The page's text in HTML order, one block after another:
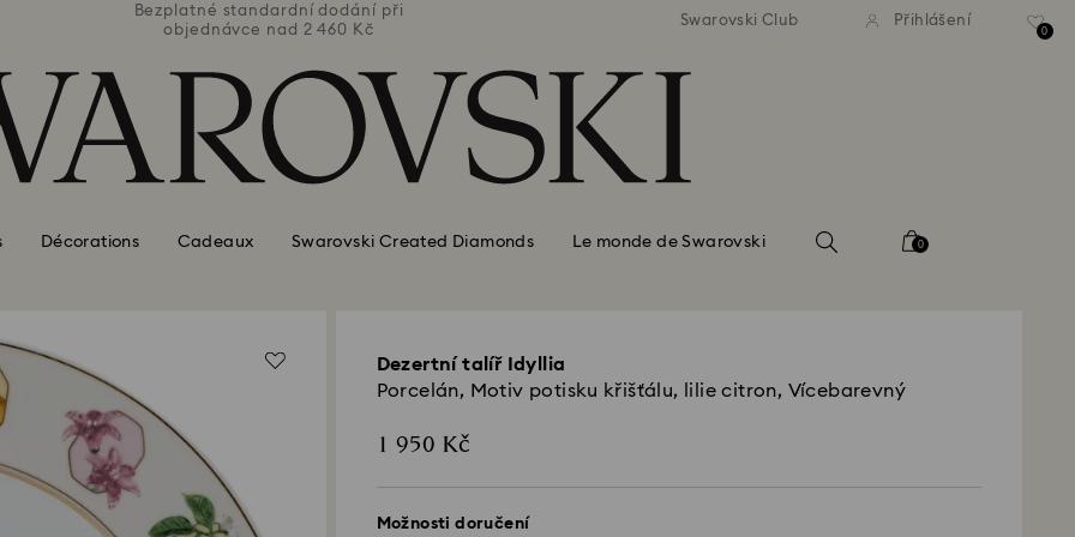
Bezplatné standardní dodání při
objednávce nad 2 460 Kč
Bezplatné standardní dodání při
objednávce nad 2 460 Kč
Bezplatné standardní
objednávce nad 2 460
Swarovski Club Přihlášení
0
Décorations Cadeaux Swarovski Created Diamonds Le monde de Swarovski 0
Dezertní talíř Idyllia
Porcelán, Motiv potisku křišťálu, lilie citron, Vícebarevný
1 950 Kč
Možnosti doručení